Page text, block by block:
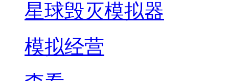
星球毁灭模拟器
模拟经营